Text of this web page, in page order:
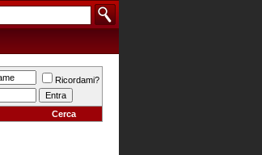
Ricordami?
Cerca